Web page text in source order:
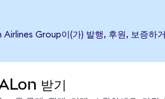
Group이(가) 발행, 후원, 보증하
받기